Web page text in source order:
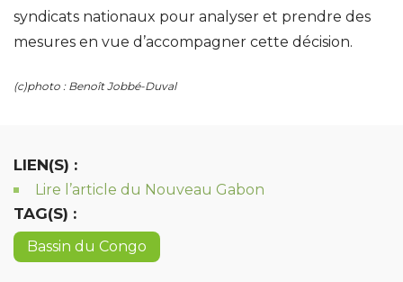
syndicats nationaux pour analyser et prendre des
mesures en vue d’accompagner cette décision.
(c)photo : Benoît Jobbé-Duval
LIEN(S) :
Lire l’article du Nouveau Gabon
TAG(S) :
Bassin du Congo